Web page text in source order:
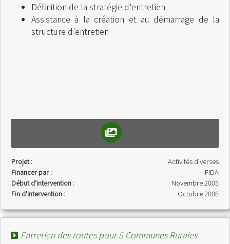
Définition de la stratégie d'entretien
Assistance à la création et au démarrage de la
structure d'entretien
Projet :
Activités diverses
Financer par :
FIDA
Début d'intervention :
Novembre 2005
Fin d'intervention :
Octobre 2006
Entretien des routes pour 5 Communes Rurales